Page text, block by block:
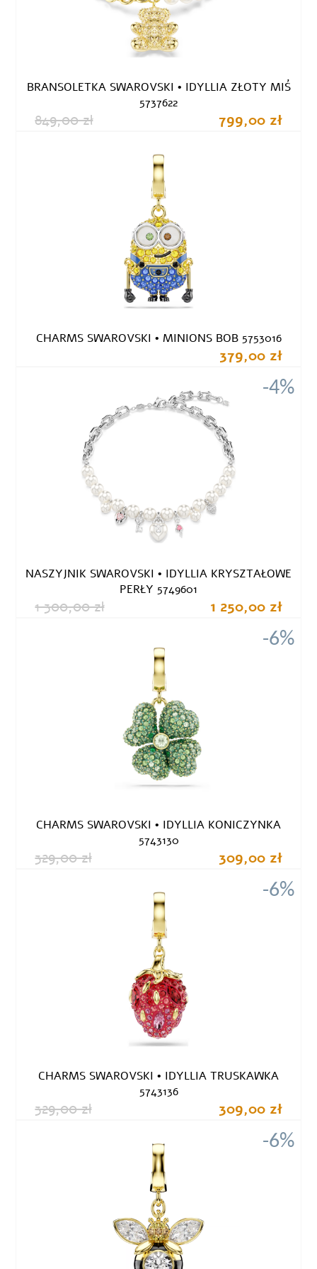
BRANSOLETKA SWAROVSKI • IDYLLIA ZŁOTY MIŚ
5737622
849,00 zł 799,00 zł
CHARMS SWAROVSKI • MINIONS BOB 5753016
379,00 zł
-4%
NASZYJNIK SWAROVSKI • IDYLLIA KRYSZTAŁOWE
PERŁY 5749601
1 300,00 zł 1 250,00 zł
-6%
CHARMS SWAROVSKI • IDYLLIA KONICZYNKA
5743130
329,00 zł 309,00 zł
-6%
CHARMS SWAROVSKI • IDYLLIA TRUSKAWKA
5743136
329,00 zł 309,00 zł
-6%